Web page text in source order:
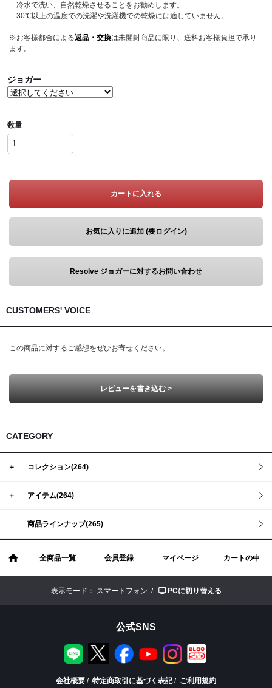
冷水で洗い、自然乾燥させることをお勧めします。
30℃以上の温度での洗濯や洗濯機での乾燥には適していません。
※お客様都合による返品・交換は未開封商品に限り、送料お客様負担で承り
ます。
ジョガー
数量
カートに入れる
お気に入りに追加 (要ログイン)
Resolve ジョガーに対するお問い合わせ
CUSTOMERS' VOICE
この商品に対するご感想をぜひお寄せください。
レビューを書き込む >
CATEGORY
＋ コレクション(264)
＋ アイテム(264)
商品ラインナップ(265)
全商品一覧 会員登録 マイページ カートの中
表示モード： スマートフォン / PCに切り替える
公式SNS
会社概要 / 特定商取引に基づく表記/ ご利用規約